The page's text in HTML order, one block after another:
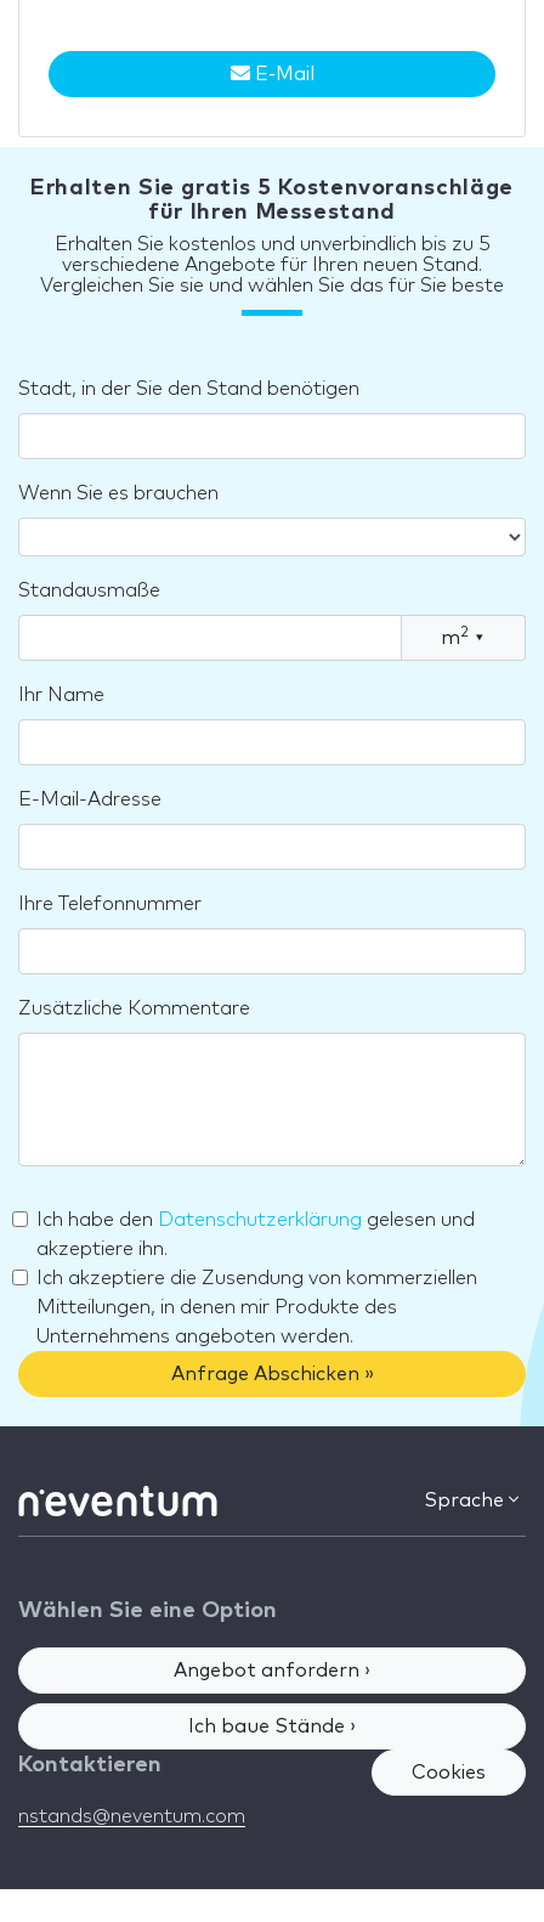
E-Mail
Erhalten Sie gratis 5 Kostenvoranschläge
für Ihren Messestand
Erhalten Sie kostenlos und unverbindlich bis zu 5
verschiedene Angebote für Ihren neuen Stand.
Vergleichen Sie sie und wählen Sie das für Sie beste
Stadt, in der Sie den Stand benötigen
Wenn Sie es brauchen
Standausmaße
m2 ▾
Ihr Name
E-Mail-Adresse
Ihre Telefonnummer
Zusätzliche Kommentare
Ich habe den Datenschutzerklärung gelesen und
akzeptiere ihn.
Ich akzeptiere die Zusendung von kommerziellen
Mitteilungen, in denen mir Produkte des
Unternehmens angeboten werden.
Anfrage Abschicken »
Sprache
Wählen Sie eine Option
Angebot anfordern ›
Ich baue Stände ›
Kontaktieren
nstands@neventum.com
Cookies